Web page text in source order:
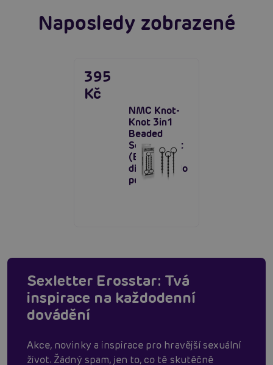
Naposledy zobrazené
NMC Knot-
Knot 3in1
Beaded
Souding Set
(Black), 3
dilatátory do
penisu
395
Kč
Sexletter Erosstar: Tvá
inspirace na každodenní
dovádění
Akce, novinky a inspirace pro hravější sexuální
život. Žádný spam, jen to, co tě skutěčně